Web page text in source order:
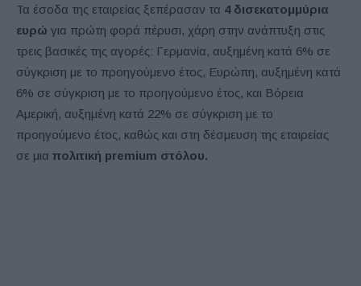
Τα έσοδα της εταιρείας ξεπέρασαν τα 4 δισεκατομμύρια
ευρώ για πρώτη φορά πέρυσι, χάρη στην ανάπτυξη στις
τρεις βασικές της αγορές: Γερμανία, αυξημένη κατά 6% σε
σύγκριση με το προηγούμενο έτος, Ευρώπη, αυξημένη κατά
6% σε σύγκριση με το προηγούμενο έτος, και Βόρεια
Αμερική, αυξημένη κατά 22% σε σύγκριση με το
προηγούμενο έτος, καθώς και στη δέσμευση της εταιρείας
σε μια πολιτική premium στόλου.